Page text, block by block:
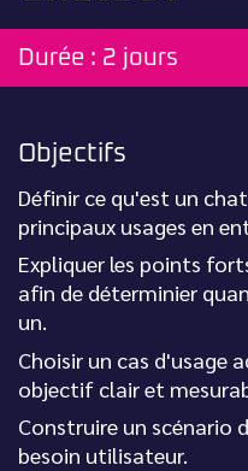
Durée : 2 jours
Objectifs
Définir ce qu'est un
principaux usages en
Expliquer les points
afin de déterminier
un.
Choisir un cas d'usage
objectif clair et
Construire un scénario
besoin utilisateur.